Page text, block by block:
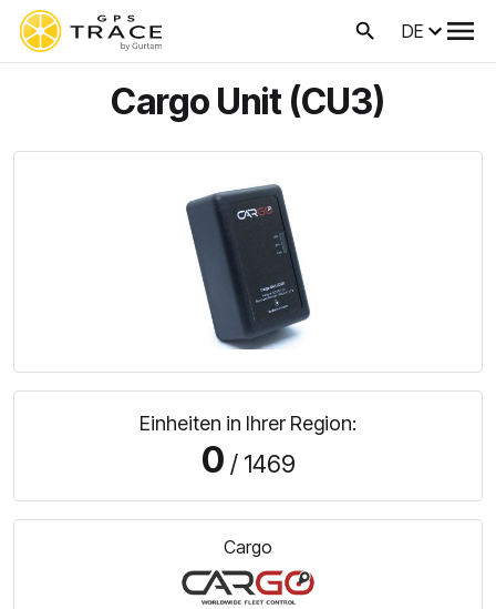
DE
Cargo Unit (CU3)
Einheiten in Ihrer Region:
0 / 1469
Cargo